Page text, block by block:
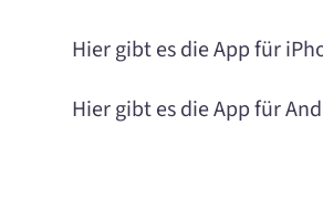
Hier gibt es die App für
Hier gibt es die App für